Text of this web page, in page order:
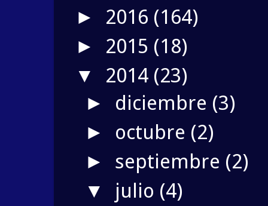
► 2016 (164)
► 2015 (18)
▼ 2014 (23)
► diciembre (3)
► octubre (2)
► septiembre (2)
▼ julio (4)